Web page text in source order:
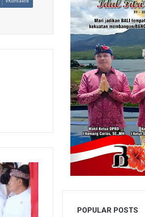
POPULAR POSTS